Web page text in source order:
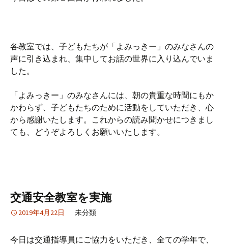
各教室では、子どもたちが「よみっきー」のみなさんの
声に引き込まれ、集中してお話の世界に入り込んでいま
した。
「よみっきー」のみなさんには、朝の貴重な時間にもか
かわらず、子どもたちのために活動をしていただき、心
から感謝いたします。これからの読み聞かせにつきまし
ても、どうぞよろしくお願いいたします。
交通安全教室を実施
2019年4月22日 未分類
今日は交通指導員にご協力をいただき、全ての学年で、